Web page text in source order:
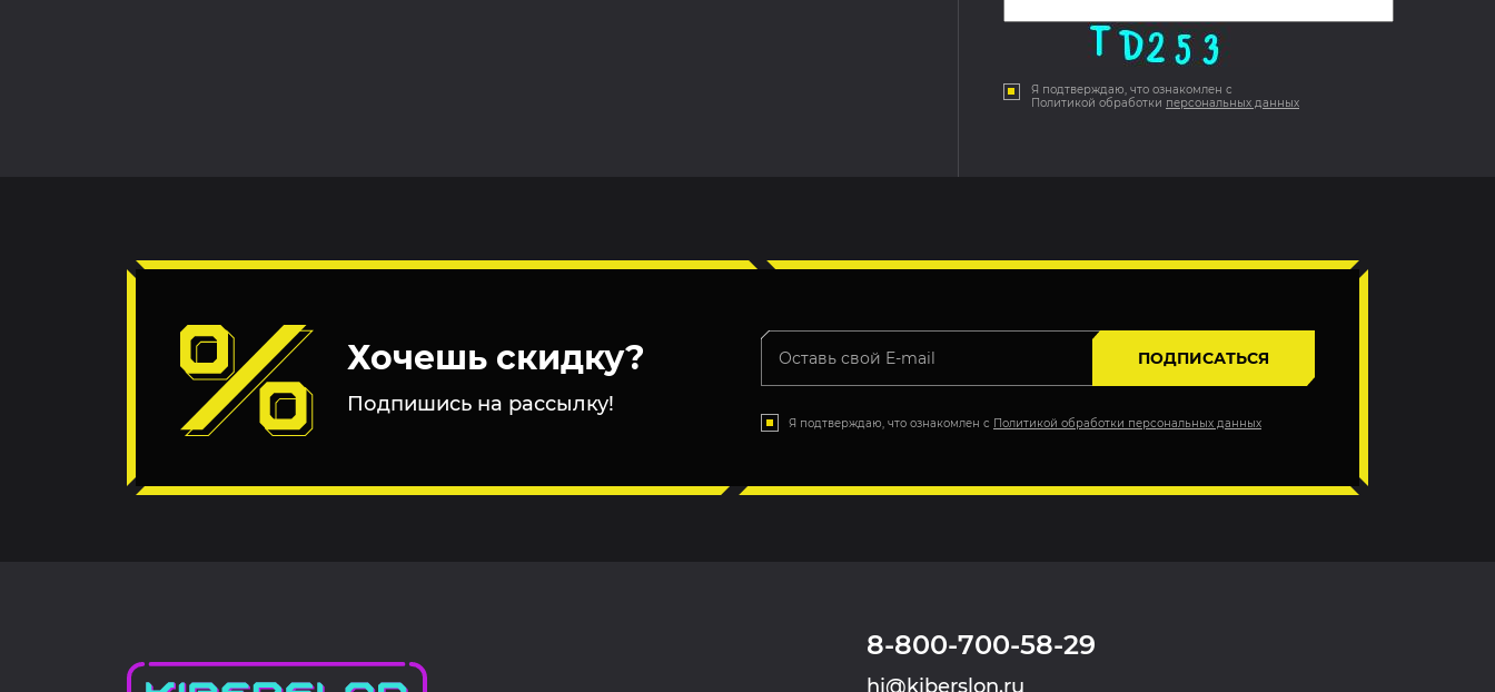
Я подтверждаю, что ознакомлен с
Политикой обработки персональных данных
Хочешь скидку?
Подпишись на рассылку!
ПОДПИСАТЬСЯ
Я подтверждаю, что ознакомлен с Политикой обработки персональных данных
8-800-700-58-29
hi@kiberslon.ru